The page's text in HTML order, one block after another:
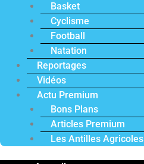
Basket
Cyclisme
Football
Natation
Reportages
Vidéos
Actu Premium
Bons Plans
Articles Premium
Les Antilles Agricoles